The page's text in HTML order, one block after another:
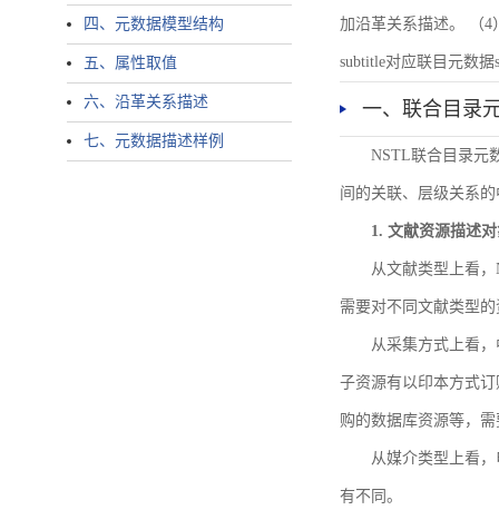
四、元数据模型结构
五、属性取值
六、沿革关系描述
七、元数据描述样例
加沿革关系描述。 （4
subtitle对应联目元数据
一、联合目录
NSTL联合目录元
间的关联、层级关系
1. 文献资源描述
从文献类型上看
需要对不同文献类型
从采集方式上看
子资源有以印本方式
购的数据库资源等，
从媒介类型上看
有不同。